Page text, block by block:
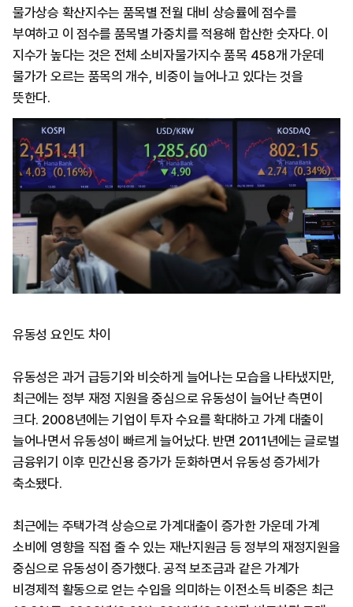
물가상승 확산지수는 품목별 전월 대비 상승률에 점수를
부여하고 이 점수를 품목별 가중치를 적용해 합산한 숫자다. 이
지수가 높다는 것은 전체 소비자물가지수 품목 458개 가운데
물가가 오르는 품목의 개수, 비중이 늘어나고 있다는 것을
뜻한다.
유동성 요인도 차이
유동성은 과거 급등기와 비슷하게 늘어나는 모습을 나타냈지만,
최근에는 정부 재정 지원을 중심으로 유동성이 늘어난 측면이
크다. 2008년에는 기업이 투자 수요를 확대하고 가계 대출이
늘어나면서 유동성이 빠르게 늘어났다. 반면 2011년에는 글로벌
금융위기 이후 민간신용 증가가 둔화하면서 유동성 증가세가
축소됐다.
최근에는 주택가격 상승으로 가계대출이 증가한 가운데 가계
소비에 영향을 직접 줄 수 있는 재난지원금 등 정부의 재정지원을
중심으로 유동성이 증가했다. 공적 보조금과 같은 가계가
비경제적 활동으로 얻는 수입을 의미하는 이전소득 비중은 최근